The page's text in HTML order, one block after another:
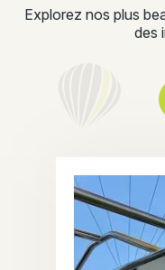
Explorez nos plus
des